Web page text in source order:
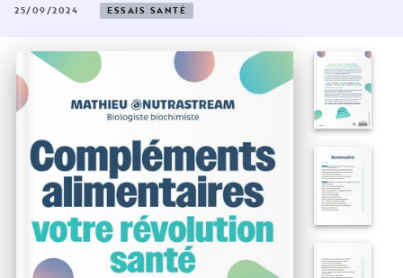
25/09/2024 ESSAIS SANTÉ